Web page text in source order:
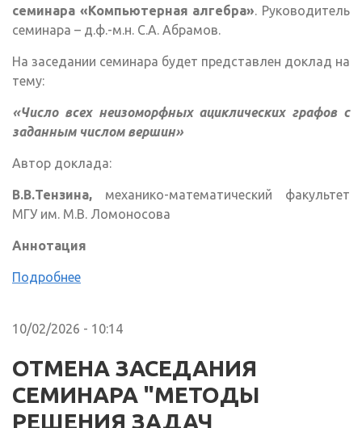
семинара «Компьютерная алгебра». Руководитель
семинара – д.ф.-м.н. С.А. Абрамов.
На заседании семинара будет представлен доклад на
тему:
«Число всех неизоморфных ациклических графов с
заданным числом вершин»
Автор доклада:
В.В.Тензина, механико-математический факультет
МГУ им. М.В. Ломоносова
Аннотация
Подробнее
10/02/2026 - 10:14
ОТМЕНА ЗАСЕДАНИЯ
СЕМИНАРА "МЕТОДЫ
РЕШЕНИЯ ЗАДАЧ